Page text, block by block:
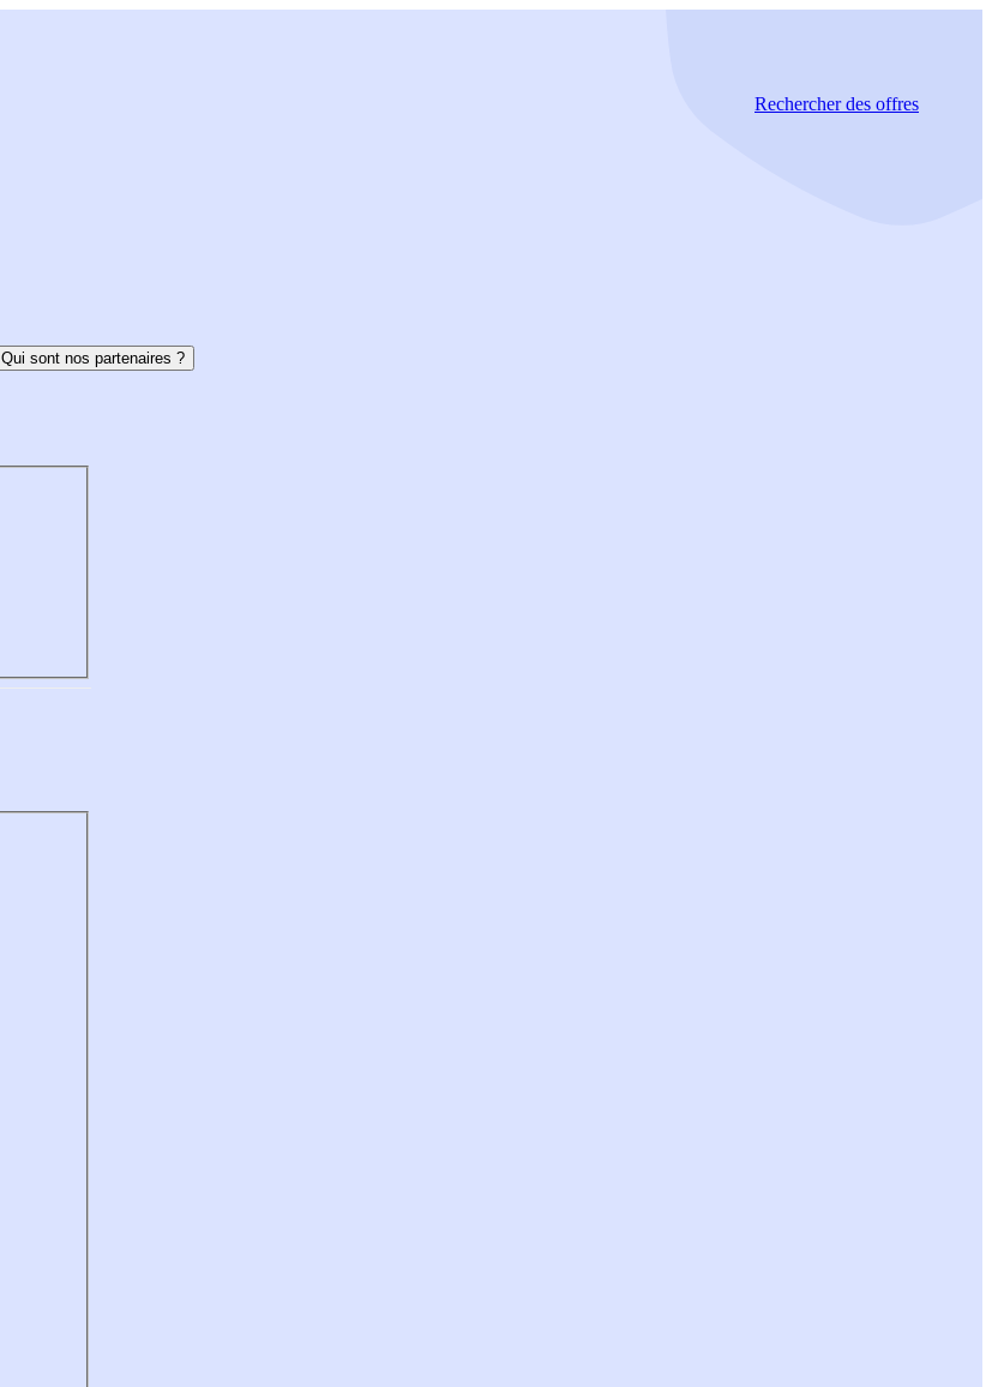
Rechercherdes offres
Qui sont nos partenaires ?